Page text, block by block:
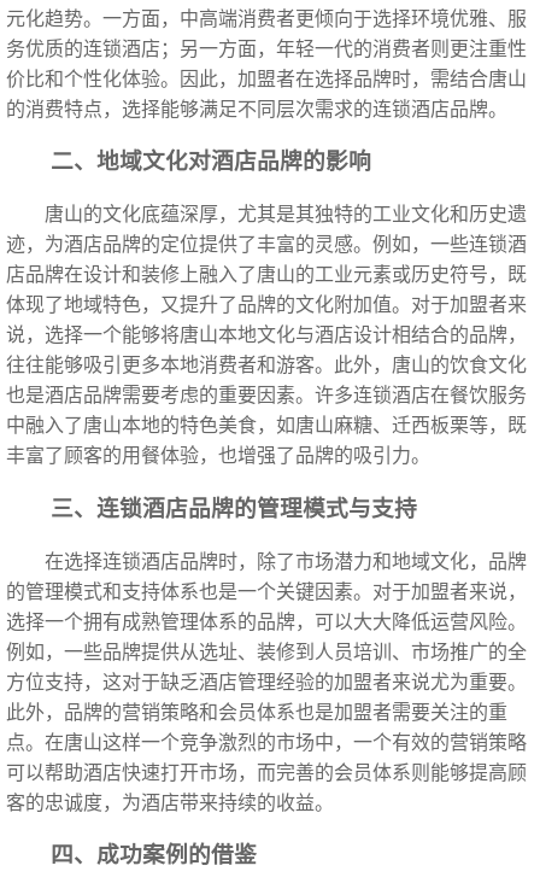
元化趋势。一方面，中高端消费者更倾向于选择环境优雅、服
务优质的连锁酒店；另一方面，年轻一代的消费者则更注重性
价比和个性化体验。因此，加盟者在选择品牌时，需结合唐山
的消费特点，选择能够满足不同层次需求的连锁酒店品牌。
二、地域文化对酒店品牌的影响
唐山的文化底蕴深厚，尤其是其独特的工业文化和历史遗
迹，为酒店品牌的定位提供了丰富的灵感。例如，一些连锁酒
店品牌在设计和装修上融入了唐山的工业元素或历史符号，既
体现了地域特色，又提升了品牌的文化附加值。对于加盟者来
说，选择一个能够将唐山本地文化与酒店设计相结合的品牌，
往往能够吸引更多本地消费者和游客。此外，唐山的饮食文化
也是酒店品牌需要考虑的重要因素。许多连锁酒店在餐饮服务
中融入了唐山本地的特色美食，如唐山麻糖、迁西板栗等，既
丰富了顾客的用餐体验，也增强了品牌的吸引力。
三、连锁酒店品牌的管理模式与支持
在选择连锁酒店品牌时，除了市场潜力和地域文化，品牌
的管理模式和支持体系也是一个关键因素。对于加盟者来说，
选择一个拥有成熟管理体系的品牌，可以大大降低运营风险。
例如，一些品牌提供从选址、装修到人员培训、市场推广的全
方位支持，这对于缺乏酒店管理经验的加盟者来说尤为重要。
此外，品牌的营销策略和会员体系也是加盟者需要关注的重
点。在唐山这样一个竞争激烈的市场中，一个有效的营销策略
可以帮助酒店快速打开市场，而完善的会员体系则能够提高顾
客的忠诚度，为酒店带来持续的收益。
四、成功案例的借鉴